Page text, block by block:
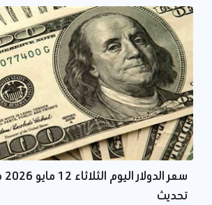
تحديث